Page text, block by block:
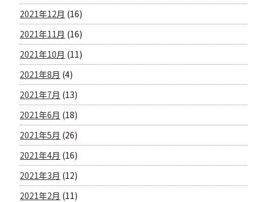
2021年12月 (16)
2021年11月 (16)
2021年10月 (11)
2021年8月 (4)
2021年7月 (13)
2021年6月 (18)
2021年5月 (26)
2021年4月 (16)
2021年3月 (12)
2021年2月 (11)